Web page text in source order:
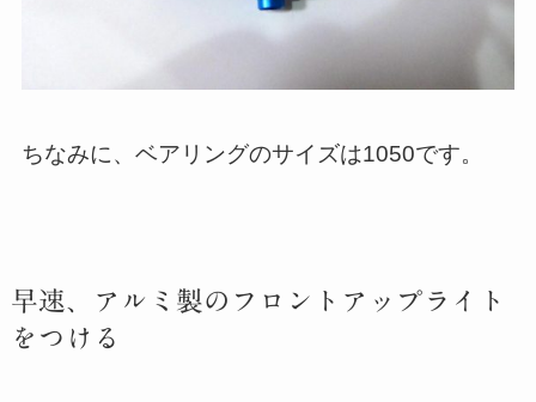
ちなみに、ベアリングのサイズは1050です。
早速、アルミ製のフロントアップライト
をつける